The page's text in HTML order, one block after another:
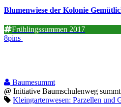
Blumenwiese der Kolonie
Frühlingssummen 2017
8pins
Baumesummt
@ Initiative Baumschulenweg
Kleingartenwesen: Parzellen und